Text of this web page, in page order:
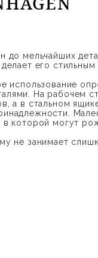
до мельчайших
его
использование
На рабочем
а в стальном
которой могут
не занимает